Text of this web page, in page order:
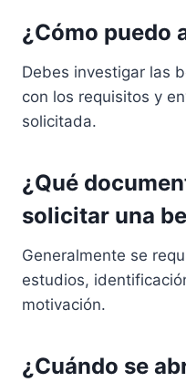
¿Cómo puedo
Debes investigar las
con los requisitos y
solicitada.
¿Qué
solicitar una
Generalmente se
estudios,
motivación.
¿Cuándo se